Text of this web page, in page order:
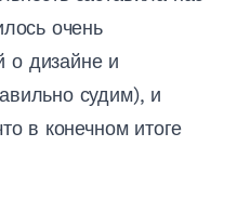
очень
о дизайне и
судим), и
в конечном итоге